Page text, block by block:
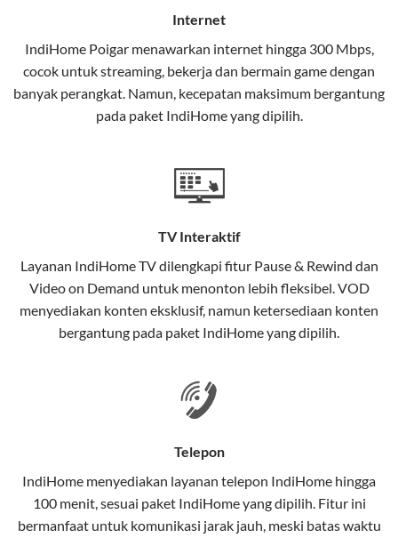
stabil, dan memiliki berbagai pilihan paket IndiHome
Selain internet, layanan IndiHome juga mencakup TV
interaktif (IndiHome TV) dan telepon rumah dalam
satu paket.
Teknologi di Balik WiFi IndiHome
Wifi IndiHome menggunakan teknologi Fiber To The
menggunakan kabel serat optik hingga ke rumah
pelanggan. Teknologi ini memiliki beberapa
keunggulan:
Kecepatan Tinggi
dibandingkan kabel tembaga atau DSL.
elektromagnetik, sehingga koneksi tetap lancar.
Latensi Rendah
Internet
IndiHome Poigar menawarkan internethingga 300 Mbps,
cocok untuk streaming, bekerja dan bermain game dengan
banyak perangkat. Namun, kecepatan maksimum bergantung
pada paket IndiHome yang dipilih.
TV Interaktif
Layanan IndiHome TVdilengkapi fitur Pause & Rewind dan
Video on Demand untuk menonton lebih fleksibel. VOD
menyediakan konten eksklusif, namun ketersediaan konten
bergantung pada paket IndiHome yang dipilih.
Telepon
IndiHome menyediakan layanan telepon IndiHome hingga
100 menit, sesuai paket IndiHome yang dipilih. Fitur ini
bermanfaat untuk komunikasi jarak jauh, meski batas waktu